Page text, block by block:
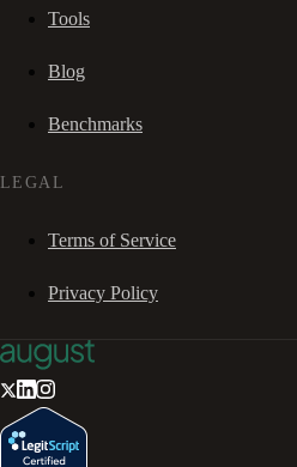
Tools
Blog
Benchmarks
LEGAL
Terms of Service
Privacy Policy